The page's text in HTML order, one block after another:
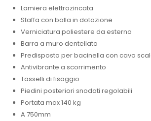
Lamiera elettrozincata
Staffa con bolla in dotazione
Verniciatura poliestere da esterno
Barra a muro dentellata
Predisposta per bacinella con cavo
Antivibrante a scorrimento
Tasselli di fisaggio
Piedini posteriori snodati regolabili
Portata max 140 kg
A 750mm